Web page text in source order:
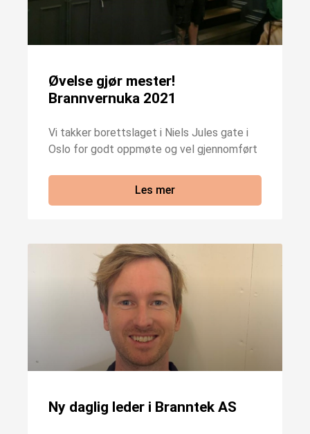
Øvelse gjør mester!
Brannvernuka 2021
Vi takker borettslaget i Niels Jules gate i
Oslo for godt oppmøte og vel gjennomført
Les mer
Ny daglig leder i Branntek AS